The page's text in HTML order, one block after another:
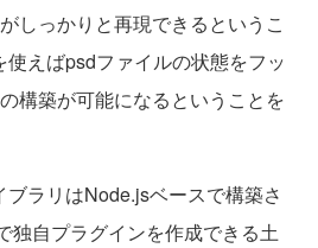
しっかりと再現できるというこ
使えばpsdファイルの状態をフッ
構築が可能になるということを
ラリはNode.jsベースで構築さ
独自プラグインを作成できる土